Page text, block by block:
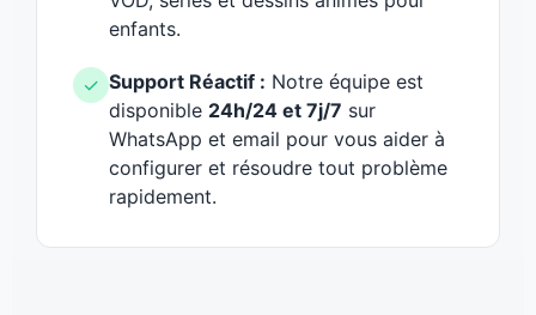
enfants.
✓ Support Réactif : Notre équipe est
disponible 24h/24 et 7j/7 sur
WhatsApp et email pour vous aider à
configurer et résoudre tout problème
rapidement.